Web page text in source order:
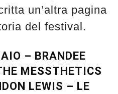
un’altra pagina
del festival.
– BRANDEE
MESSTHETICS
LEWIS – LE